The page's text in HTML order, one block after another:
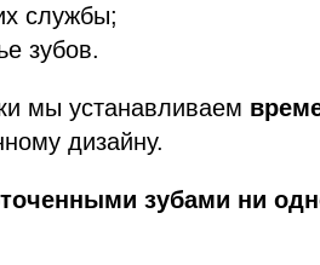
службы;
зубов.
мы устанавливаем
дизайну.
зубами ни